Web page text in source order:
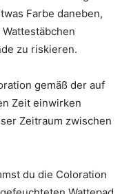
Farbe daneben,
zu riskieren.
gemäß der auf
Zeit einwirken
Zeitraum zwischen
du die Coloration